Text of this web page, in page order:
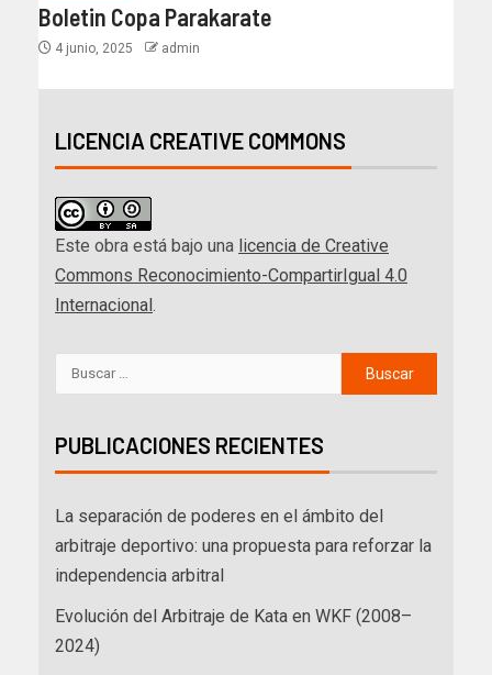
Boletin Copa Parakarate
4 junio, 2025 admin
LICENCIA CREATIVE COMMONS
Este obra está bajo una licencia de Creative
Commons Reconocimiento-CompartirIgual 4.0
Internacional
PUBLICACIONES RECIENTES
La separación de poderes en el ámbito del
arbitraje deportivo: una propuesta para reforzar la
independencia arbitral
Evolución del Arbitraje de Kata en WKF (2008–
2024)